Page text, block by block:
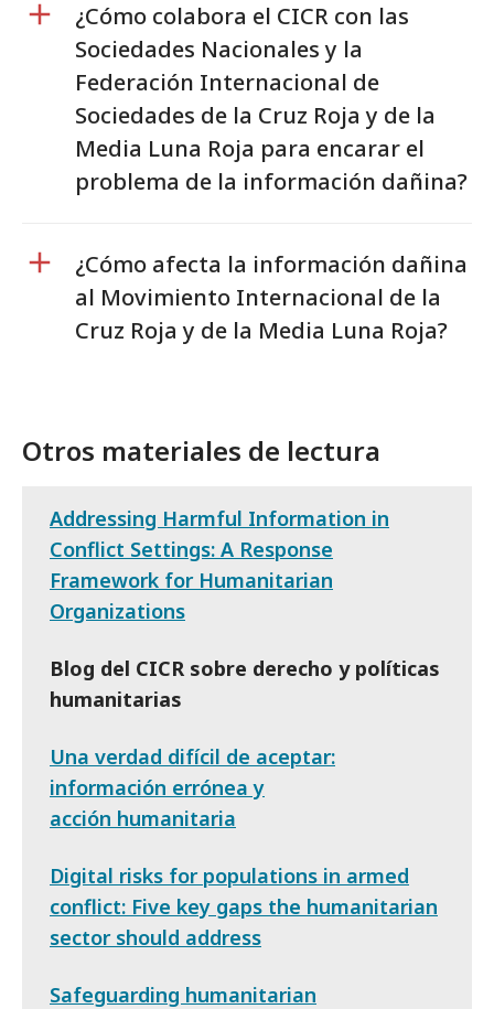
¿Cómo colabora el CICR con las
Sociedades Nacionales y la
Federación Internacional de
Sociedades de la Cruz Roja y de la
Media Luna Roja para encarar el
problema de la información dañina?
¿Cómo afecta la información dañina
al Movimiento Internacional de la
Cruz Roja y de la Media Luna Roja?
Otros materiales de lectura
Addressing Harmful Information in
Conflict Settings: A Response
Framework for Humanitarian
Organizations
Blog del CICR sobre derecho y políticas
humanitarias
Una verdad difícil de aceptar:
información errónea y
acción humanitaria
Digital risks for populations in armed
conflict: Five key gaps the humanitarian
sector should address
Safeguarding humanitarian